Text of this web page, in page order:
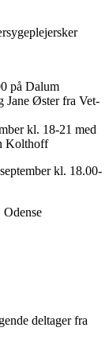
på Dalum
Jane Øster fra Vet-
kl. 18-21 med
Kolthoff
kl. 18.00-
deltager fra